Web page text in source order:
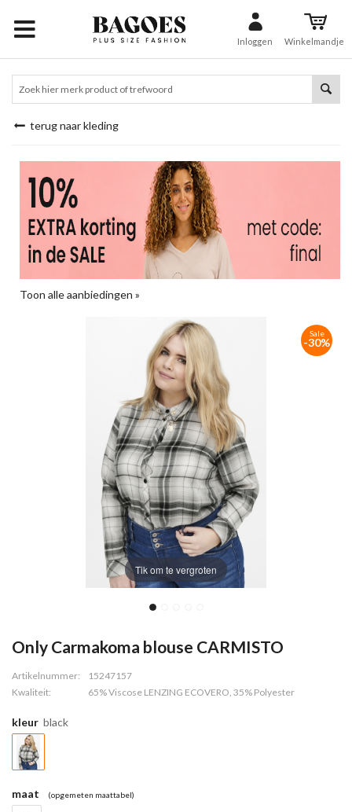
Inloggen Winkelmandje
terug naar kleding
Toon alle aanbiedingen »
Tik om te vergroten
Sale
-30%
Only Carmakoma blouse CARMISTO
Artikelnummer:
15247157
Kwaliteit:
65% Viscose LENZING ECOVERO, 35% Polyester
kleur black
maat (opgemeten maattabel)